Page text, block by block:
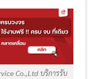
Co.,Ltd บริการรับ